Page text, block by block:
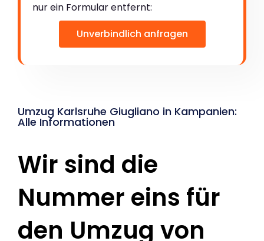
nur ein Formular entfernt:
Unverbindlich anfragen
Umzug Karlsruhe Giugliano in Kampanien:
Alle Informationen
Wir sind die
Nummer eins für
den Umzug von